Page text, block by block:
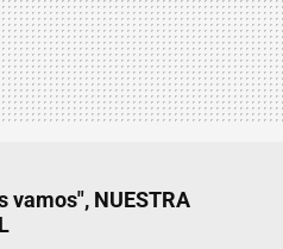
vamos", NUESTRA